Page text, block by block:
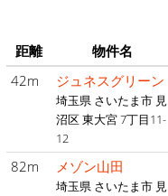
距離 物件名
42m
ジュネスグリーン
埼玉県 さいたま市 見
沼区 東大宮 7丁目11-
12
82m メゾン山田
埼玉県 さいたま市 見